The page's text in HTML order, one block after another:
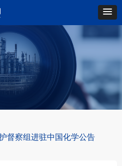
督察组进驻中国化学公告